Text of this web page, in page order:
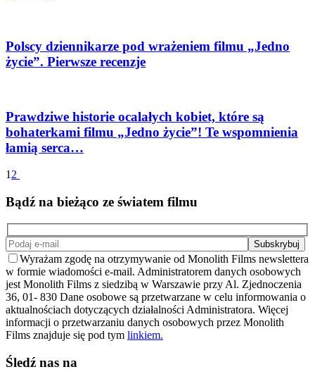
Polscy dziennikarze pod wrażeniem filmu „Jedno
życie”. Pierwsze recenzje
Prawdziwe historie ocalałych kobiet, które są
bohaterkami filmu „Jedno życie”! Te wspomnienia
łamią serca…
12
Bądź na bieżąco ze światem filmu
Wyrażam zgodę na otrzymywanie od Monolith Films newslettera
w formie wiadomości e-mail. Administratorem danych osobowych
jest Monolith Films z siedzibą w Warszawie przy Al. Zjednoczenia
36, 01- 830 Dane osobowe są przetwarzane w celu informowania o
aktualnościach dotyczących działalności Administratora. Więcej
informacji o przetwarzaniu danych osobowych przez Monolith
Films znajduje się pod tym linkiem.
Śledź nas na